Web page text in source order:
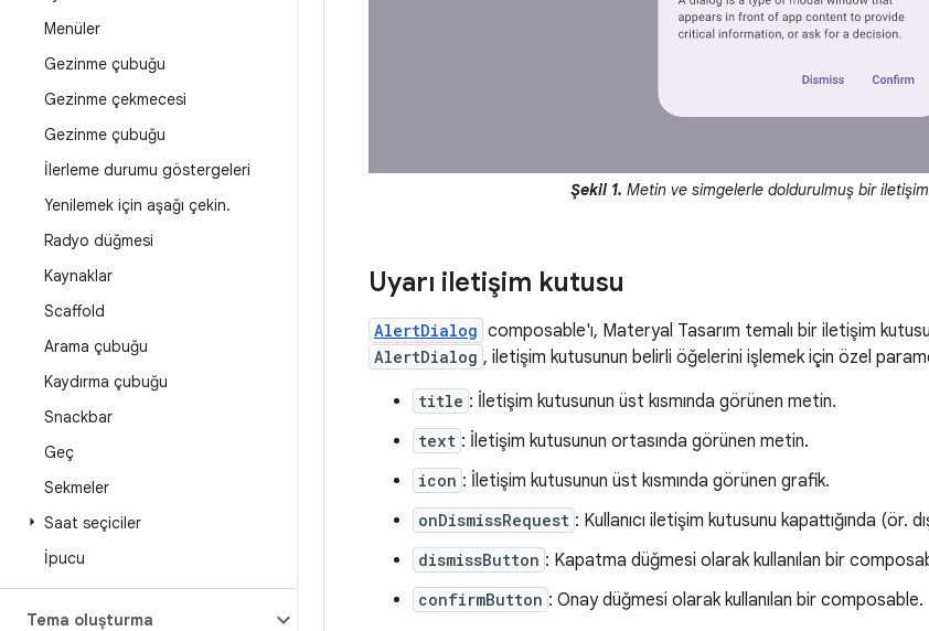
Menüler
Gezinme çubuğu
Gezinme çekmecesi
Gezinme çubuğu
İlerleme durumu göstergeleri
Yenilemek için aşağı çekin.
Radyo düğmesi
Kaynaklar
Scaffold
Arama çubuğu
Kaydırma çubuğu
Snackbar
Geç
Sekmeler
Saat seçiciler
İpucu
Tema oluşturma
Şekil 1. Metin ve simgelerle doldurulmuş bir
Uyarı iletişim kutusu
AlertDialog composable'ı, Materyal Tasarım temalı bir iletişim
AlertDialog , iletişim kutusunun belirli öğelerini işlemek için özel
title : İletişim kutusunun üst kısmında görünen metin.
text : İletişim kutusunun ortasında görünen metin.
icon : İletişim kutusunun üst kısmında görünen grafik.
onDismissRequest : Kullanıcı iletişim kutusunu kapattığında (ör.
dismissButton : Kapatma düğmesi olarak kullanılan bir
confirmButton : Onay düğmesi olarak kullanılan bir composable.